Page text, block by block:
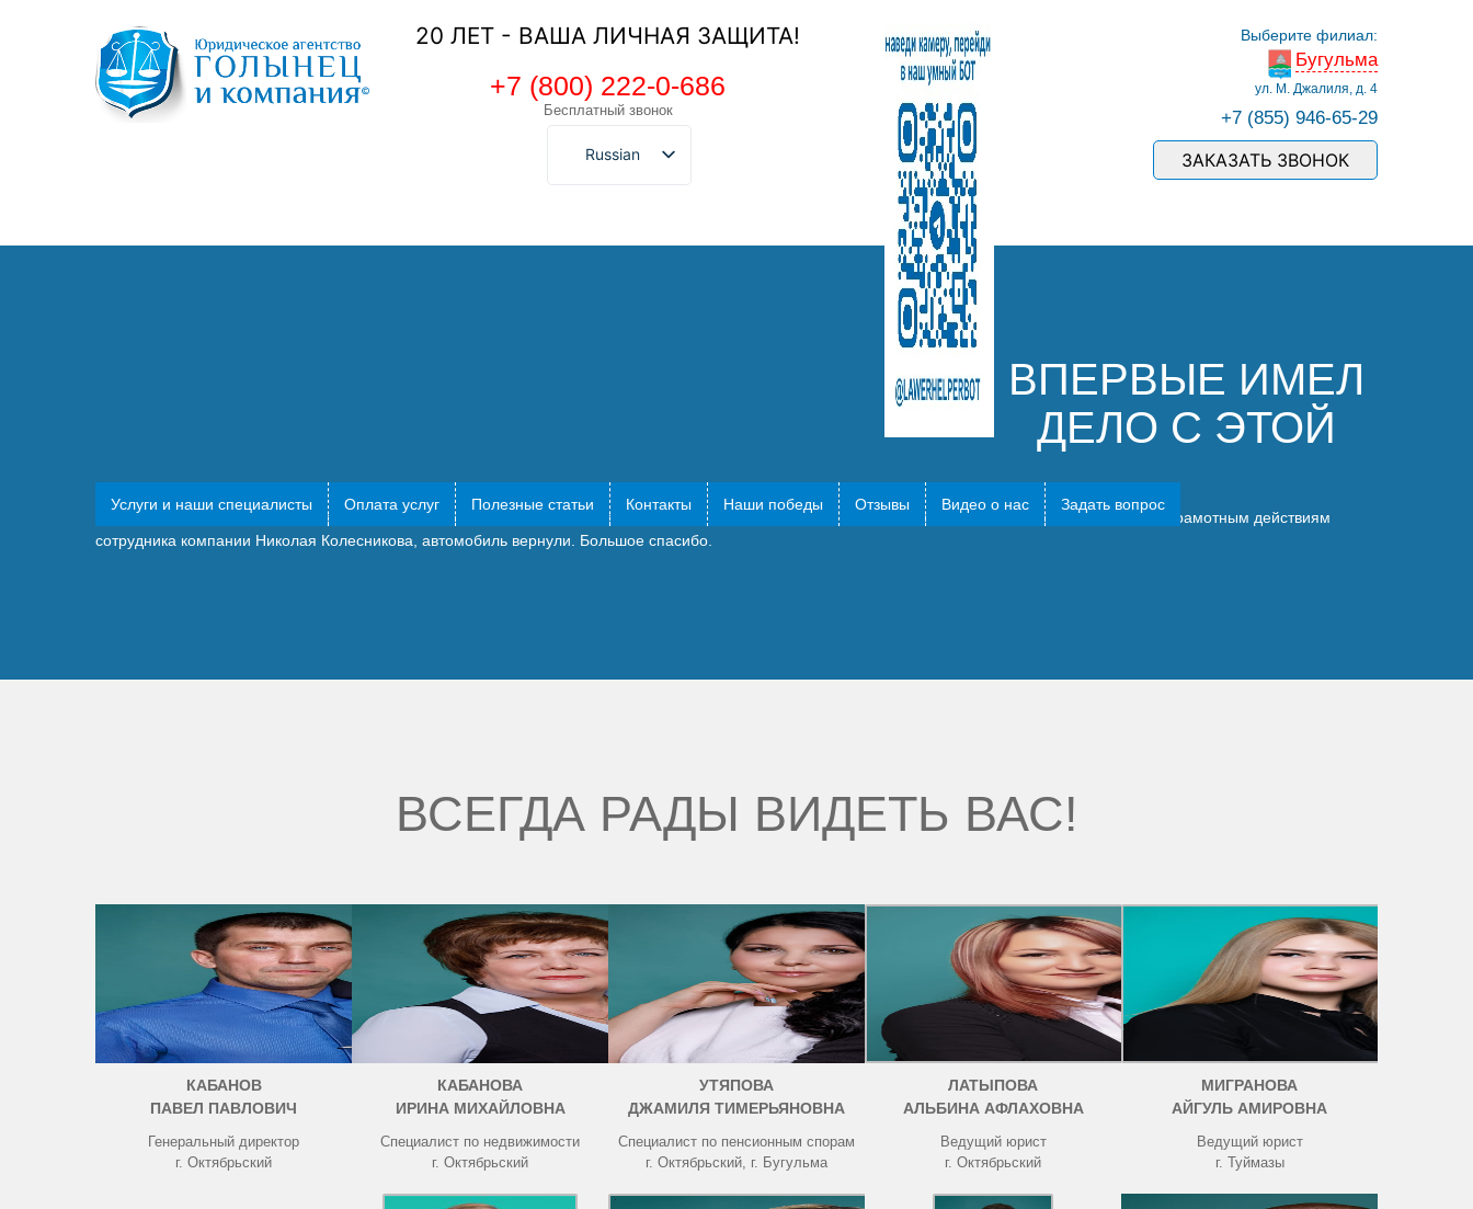
20 ЛЕТ - ВАША ЛИЧНАЯ ЗАЩИТА!
+7 (800) 222-0-686
Бесплатный звонок
Russian
Выберите филиал:
Бугульма
ул. М. Джалиля, д. 4
+7 (855) 946-65-29
ЗАКАЗАТЬ ЗВОНОК
Услуги и наши специалисты Оплата услуг Полезные статьи Контакты Наши победы Отзывы Видео о нас Задать вопрос
ВПЕРВЫЕ ИМЕЛ
ДЕЛО С ЭТОЙ
Впервые имел дело с этой юридической компанией, суть дела, приставы хотели отобрать автомобиль, забрали на стоянку до торгов, но благодаря грамотным действиям
сотрудника компании Николая Колесникова, автомобиль вернули. Большое спасибо.
ВСЕГДА РАДЫ ВИДЕТЬ ВАС!
КАБАНОВ
ПАВЕЛ ПАВЛОВИЧ
Генеральный директор
г. Октябрьский
КАБАНОВА
ИРИНА МИХАЙЛОВНА
Специалист по недвижимости
г. Октябрьский
УТЯПОВА
ДЖАМИЛЯ ТИМЕРЬЯНОВНА
Специалист по пенсионным спорам
г. Октябрьский, г. Бугульма
ЛАТЫПОВА
АЛЬБИНА АФЛАХОВНА
Ведущий юрист
г. Октябрьский
МИГРАНОВА
АЙГУЛЬ АМИРОВНА
Ведущий юрист
г. Туймазы